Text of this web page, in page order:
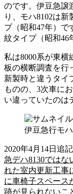
のです。伊豆急譲
り、モハ8102は
プ（昭和47年）で
紋タイプ（昭和46
私は8000系が東
板の横断調査を行
新製時と違うタイ
ものの、3次車に
い違っていたのは
伊豆急行モ
2020年4月14日追記
急デハ8130ではな
れた室内更新工事
に車椅子スペース
跡が見られないこ